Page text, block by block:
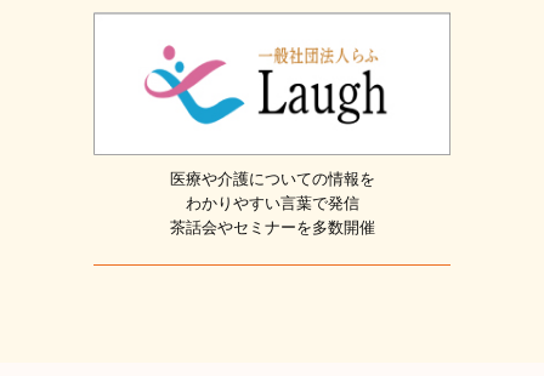
医療や介護についての情報を
わかりやすい言葉で発信
茶話会やセミナーを多数開催